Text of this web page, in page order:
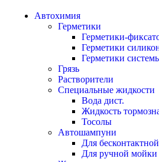
Автохимия
Герметики
Герметики-
Герметики
Герметики
Грязь
Растворители
Специальные жидкости
Вода дист.
Жидкость
Тосолы
Автошампуни
Для
Для ручной мойки